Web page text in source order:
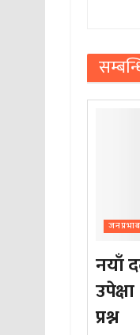
नयाँ
प्रश्न